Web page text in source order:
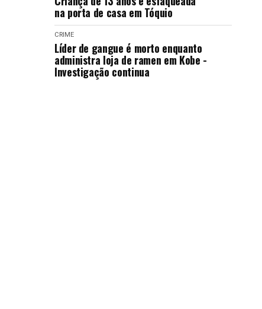
na porta de casa em Tóquio
CRIME
Líder de gangue é morto enquanto
administra loja de ramen em Kobe -
Investigação continua